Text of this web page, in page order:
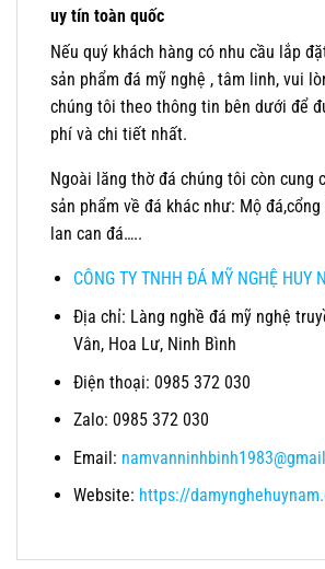
uy tín toàn quốc
Nếu quý khách hàng có nhu cầu lắp
sản phẩm đá mỹ nghệ , tâm linh, vui
chúng tôi theo thông tin bên dưới để
phí và chi tiết nhất.
Ngoài lăng thờ đá chúng tôi còn cung
sản phẩm về đá khác như: Mộ
lan can đá…..
CÔNG TY TNHH ĐÁ MỸ NGHỆ HUY
Địa chỉ: Làng nghề đá mỹ nghệ
Vân, Hoa Lư, Ninh Bình
Điện thoại: 0985 372 030
Zalo: 0985 372 030
Email:
Website: https://